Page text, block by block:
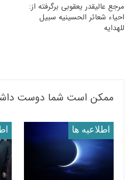
مرجع عالیقدر یعقوبی برگرفته از:
احیاء شعائر الحسینیه سبیل
للهدایه
ممکن است شما دوست
اطلاعيه ها